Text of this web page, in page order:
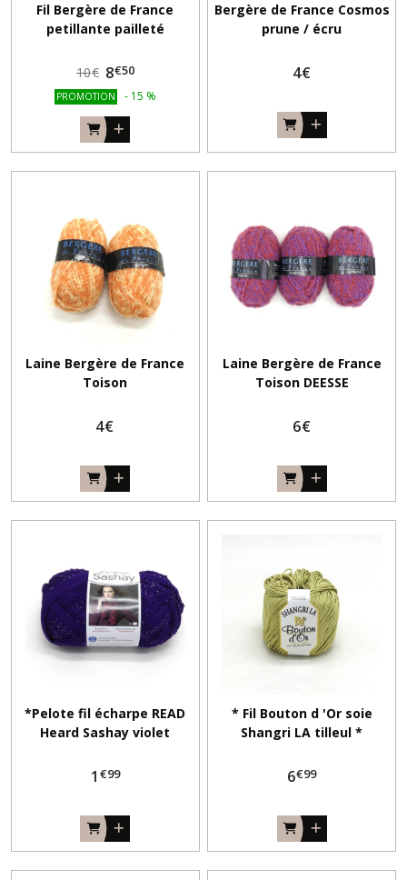
Fil Bergère de France
petillante pailleté
10€ 8€50
PROMOTION - 15 %
Bergère de France Cosmos
prune / écru
4€
Laine Bergère de France
Toison
4€
Laine Bergère de France
Toison DEESSE
6€
*Pelote fil écharpe READ
Heard Sashay violet
1 €99
* Fil Bouton d 'Or soie
Shangri LA tilleul *
6€99